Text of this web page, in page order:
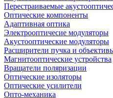
Перестраиваемые
Оптические компоненты
Адаптивная оптика
Электрооптичесие модуляторы
Акустооптические модуляторы
Расширители пучка и
Магнитооптические устройства
Вращатели поляризации
Оптические изоляторы
Оптические усилители
Опто-механика